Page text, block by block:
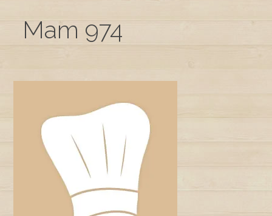
Mam 974